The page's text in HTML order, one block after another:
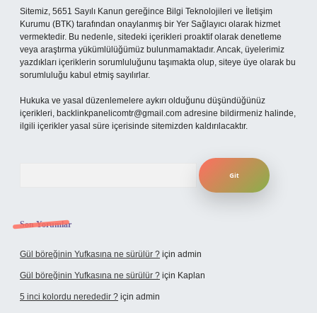
Sitemiz, 5651 Sayılı Kanun gereğince Bilgi Teknolojileri ve İletişim
Kurumu (BTK) tarafından onaylanmış bir Yer Sağlayıcı olarak hizmet
vermektedir. Bu nedenle, sitedeki içerikleri proaktif olarak denetleme
veya araştırma yükümlülüğümüz bulunmamaktadır. Ancak, üyelerimiz
yazdıkları içeriklerin sorumluluğunu taşımakta olup, siteye üye olarak bu
sorumluluğu kabul etmiş sayılırlar.
Hukuka ve yasal düzenlemelere aykırı olduğunu düşündüğünüz
içerikleri, backlinkpanelicomtr@gmail.com adresine bildirmeniz halinde,
ilgili içerikler yasal süre içerisinde sitemizden kaldırılacaktır.
Son Yorumlar
Gül böreğinin Yufkasına ne sürülür ? için admin
Gül böreğinin Yufkasına ne sürülür ? için Kaplan
5 inci kolordu nerededir ? için admin